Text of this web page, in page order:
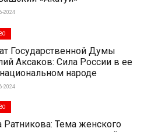
2024
Государственной Думы
Аксаков: Сила России в ее
народе
2024
Ратникова: Тема женского